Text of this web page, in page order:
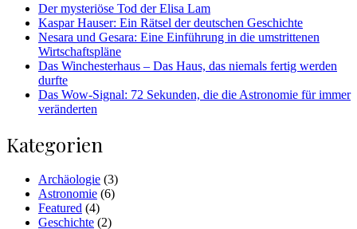
Der mysteriöse Tod der Elisa Lam
Kaspar Hauser: Ein Rätsel der deutschen Geschichte
Nesara und Gesara: Eine Einführung in die umstrittenen
Wirtschaftspläne
Das Winchesterhaus – Das Haus, das niemals fertig werden
durfte
Das Wow-Signal: 72 Sekunden, die die Astronomie für immer
veränderten
Kategorien
Archäologie (3)
Astronomie (6)
Featured (4)
Geschichte (2)